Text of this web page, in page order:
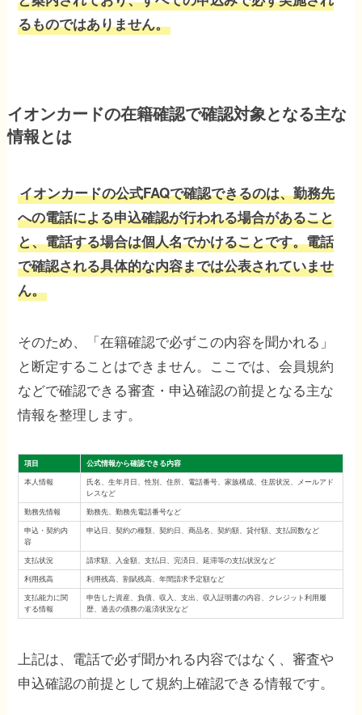
るものではありません。
イオンカードの在籍確認で確認対象となる主な
情報とは
イオンカードの公式FAQで確認できるのは、勤務先
への電話による申込確認が行われる場合があること
と、電話する場合は個人名でかけることです。電話
で確認される具体的な内容までは公表されていませ
ん。
そのため、「在籍確認で必ずこの内容を聞かれる」
と断定することはできません。ここでは、会員規約
などで確認できる審査・申込確認の前提となる主な
情報を整理します。
項目
公式情報から確認できる内容
本人情報
氏名、生年月日、性別、住所、電話番号、家族構成、住居状況、メールアド
レスなど
勤務先情報
勤務先、勤務先電話番号など
申込・契約内
容
申込日、契約の種類、契約日、商品名、契約額、貸付額、支払回数など
支払状況
請求額、入金額、支払日、完済日、延滞等の支払状況など
利用残高
利用残高、割賦残高、年間請求予定額など
支払能力に関
する情報
申告した資産、負債、収入、支出、収入証明書の内容、クレジット利用履
歴、過去の債務の返済状況など
上記は、電話で必ず聞かれる内容ではなく、審査や
申込確認の前提として規約上確認できる情報です。